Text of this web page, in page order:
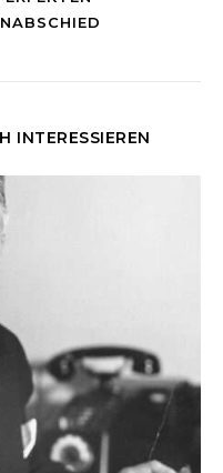
INTERESSIEREN